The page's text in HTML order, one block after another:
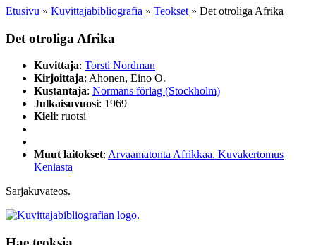
Etusivu » Kuvittaja­bibliografia » Teokset » Det otroliga Afrika
Det otroliga Afrika
Kuvittaja: Torsti Nordman
Kirjoittaja: Ahonen, Eino O.
Kustantaja: Normans förlag (Stockholm)
Julkaisuvuosi: 1969
Kieli: ruotsi
Muut laitokset: Arvaamatonta Afrikkaa. Kuvakertomus
Keniasta
Sarjakuvateos.